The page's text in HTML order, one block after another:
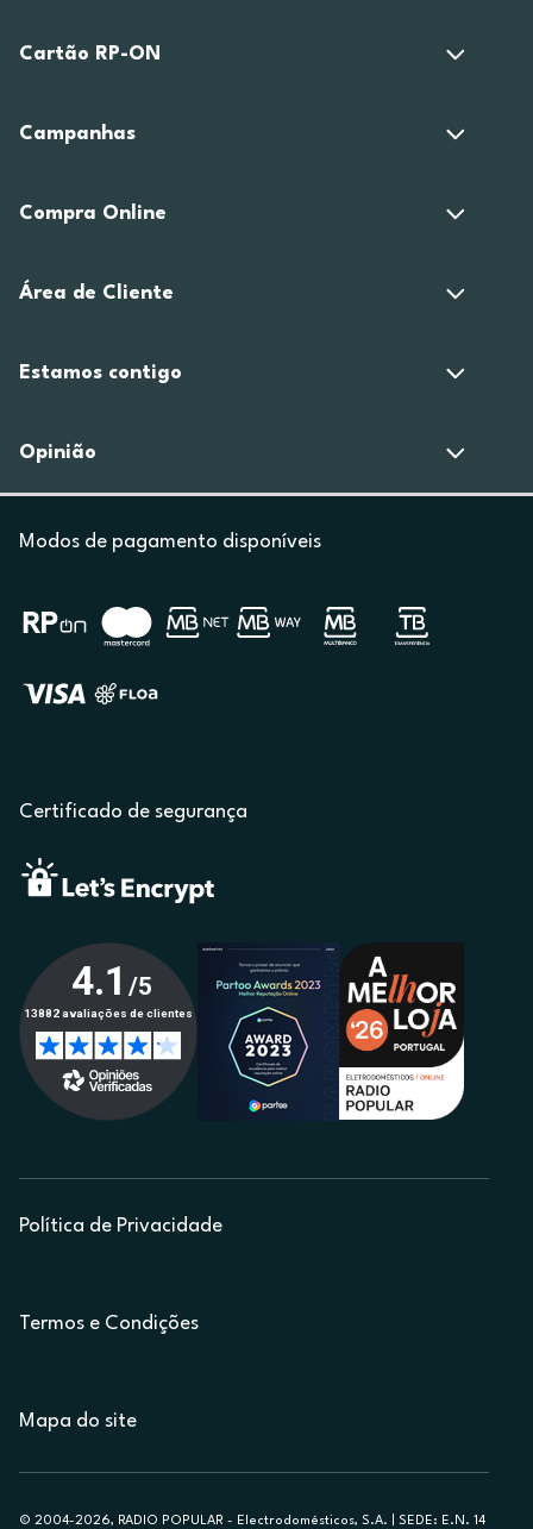
Cartão RP-ON
Campanhas
Compra Online
Área de Cliente
Estamos contigo
Opinião
Modos de pagamento disponíveis
Certificado de segurança
Política de Privacidade
Termos e Condições
Mapa do site
© 2004-2026, RADIO POPULAR - Electrodomésticos, S.A. | SEDE: E.N. 14